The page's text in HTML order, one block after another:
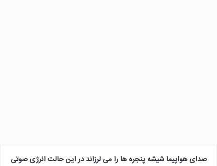
صدای هواپیما شیشه پنجره ها را می لرزاند در این حالت انرژی صوتی